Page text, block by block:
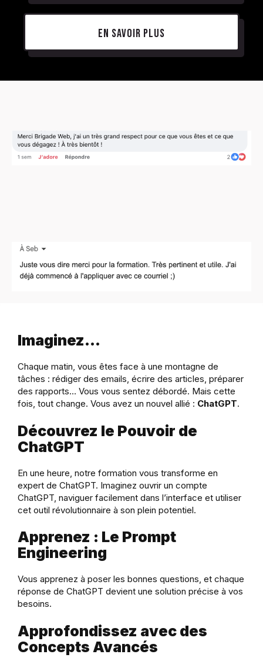
En savoir plus
Imaginez…
Chaque matin, vous êtes face à une montagne de
tâches : rédiger des emails, écrire des articles, préparer
des rapports… Vous vous sentez débordé. Mais cette
fois, tout change. Vous avez un nouvel allié : ChatGPT.
Découvrez le Pouvoir de
ChatGPT
En une heure, notre formation vous transforme en
expert de ChatGPT. Imaginez ouvrir un compte
ChatGPT, naviguer facilement dans l’interface et utiliser
cet outil révolutionnaire à son plein potentiel.
Apprenez : Le Prompt
Engineering
Vous apprenez à poser les bonnes questions, et chaque
réponse de ChatGPT devient une solution précise à vos
besoins.
Approfondissez avec des
Concepts Avancés